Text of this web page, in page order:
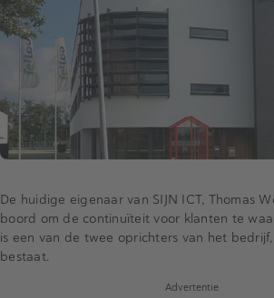
De huidige eigenaar van SIJN ICT, Thomas
boord om de continuïteit voor klanten te
is een van de twee oprichters van het
bestaat.
Advertentie